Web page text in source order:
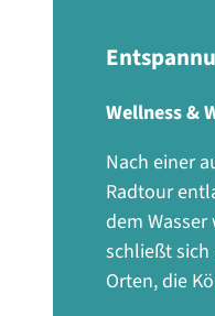
Wellness &
Nach einer
Radtour
dem
schließt sich
Orten, die